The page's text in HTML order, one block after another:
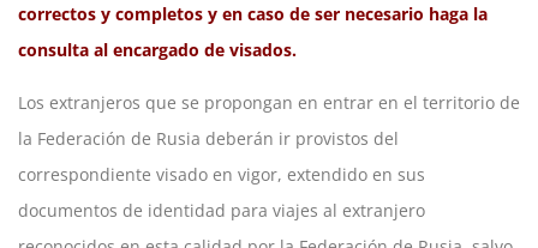
correctos y completos y en caso de ser necesario haga la
consulta al encargado de visados.
Los extranjeros que se propongan en entrar en el territorio de
la Federación de Rusia deberán ir provistos del
correspondiente visado en vigor, extendido en sus
documentos de identidad para viajes al extranjero